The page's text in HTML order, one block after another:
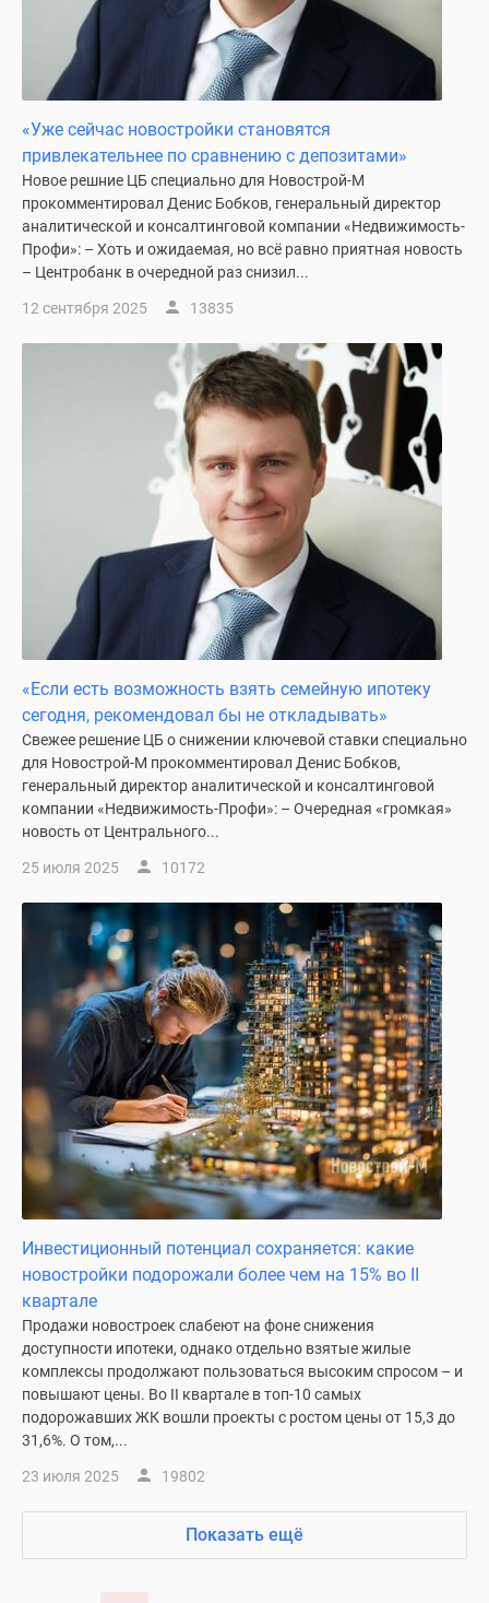
«Уже сейчас новостройки становятся
привлекательнее по сравнению с депозитами»
Новое решние ЦБ специально для Новострой-М
прокомментировал Денис Бобков, генеральный директор
аналитической и консалтинговой компании «Недвижимость-
Профи»: – Хоть и ожидаемая, но всё равно приятная новость
– Центробанк в очередной раз снизил...
12 сентября 2025 13835
«Если есть возможность взять семейную ипотеку
сегодня, рекомендовал бы не откладывать»
Свежее решение ЦБ о снижении ключевой ставки специально
для Новострой-М прокомментировал Денис Бобков,
генеральный директор аналитической и консалтинговой
компании «Недвижимость-Профи»: – Очередная «громкая»
новость от Центрального...
25 июля 2025 10172
Инвестиционный потенциал сохраняется: какие
новостройки подорожали более чем на 15% во II
квартале
Продажи новостроек слабеют на фоне снижения
доступности ипотеки, однако отдельно взятые жилые
комплексы продолжают пользоваться высоким спросом – и
повышают цены. Во II квартале в топ-10 самых
подорожавших ЖК вошли проекты с ростом цены от 15,3 до
31,6%. О том,...
23 июля 2025 19802
Показать ещё